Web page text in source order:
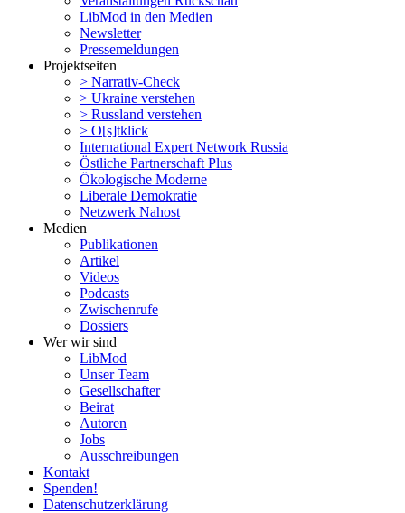
LibMod in den Medien
Newsletter
Presse­mel­dungen
Projekt­seiten
> Narrativ-Check
> Ukraine verstehen
> Russland verstehen
> O[s]tklick
Inter­na­tional Expert Network Russia
Östliche Partner­schaft Plus
Ökolo­gische Moderne
Liberale Demokratie
Netzwerk Nahost
Medien
Publi­ka­tionen
Artikel
Videos
Podcasts
Zwischenrufe
Dossiers
Wer wir sind
LibMod
Unser Team
Gesell­schafter
Beirat
Autoren
Jobs
Ausschrei­bungen
Kontakt
Spenden!
Daten­schutz­er­klärung